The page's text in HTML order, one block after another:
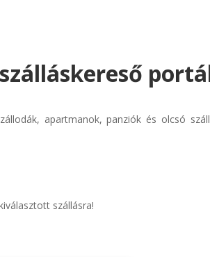
apartmanok, panziók és olcsó
szállásra!